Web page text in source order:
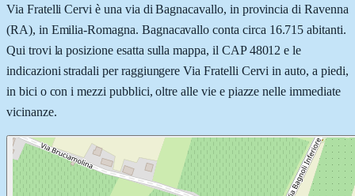
Via Fratelli Cervi è una via di Bagnacavallo, in provincia di Ravenna
(RA), in Emilia-Romagna. Bagnacavallo conta circa 16.715 abitanti.
Qui trovi la posizione esatta sulla mappa, il CAP 48012 e le
indicazioni stradali per raggiungere Via Fratelli Cervi in auto, a piedi,
in bici o con i mezzi pubblici, oltre alle vie e piazze nelle immediate
vicinanze.